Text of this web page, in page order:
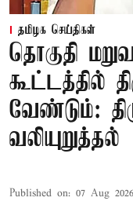
தமிழக செய்திகள்
தொகுதி
கூட்டத்தில்
வேண்டும்:
வலியுறுத்தல்
Published on: 07 Aug